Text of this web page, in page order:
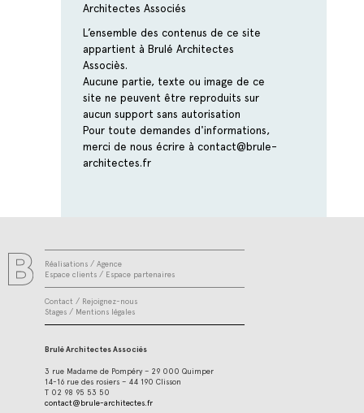
Architectes Associés
L’ensemble des contenus de ce site
appartient à Brulé Architectes
Associès.
Aucune partie, texte ou image de ce
site ne peuvent être reproduits sur
aucun support sans autorisation
Pour toute demandes d'informations,
merci de nous écrire àcontact@brule-
architectes.fr
Réalisations / Agence
Espace clients / Espace partenaires
Contact / Rejoignez-nous
Stages / Mentions légales
Brulé Architectes Associés
3 rue Madame de Pompéry – 29 000 Quimper
14-16 rue des rosiers – 44 190 Clisson
T 02 98 95 53 50
contact@brule-architectes.fr